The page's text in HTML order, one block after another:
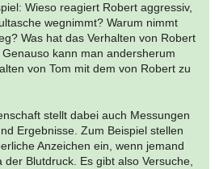
Wieso reagiert Robert aggressiv,
wegnimmt? Warum nimmt
Was hat das Verhalten von Robert
kann man andersherum
von Tom mit dem von Robert zu
stellt dabei auch Messungen
Ergebnisse. Zum Beispiel stellen
Anzeichen ein, wenn jemand
Blutdruck. Es gibt also Versuche,